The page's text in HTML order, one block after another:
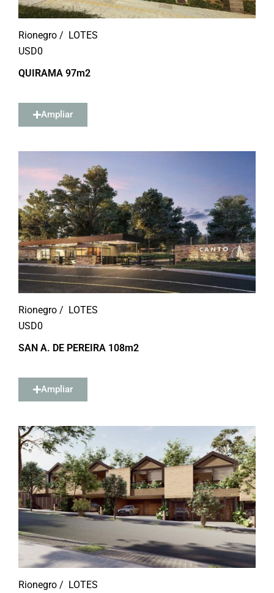
Rionegro / LOTES
USD0
QUIRAMA 97m2
Ampliar
Rionegro / LOTES
USD0
SAN A. DE PEREIRA 108m2
Ampliar
Rionegro / LOTES